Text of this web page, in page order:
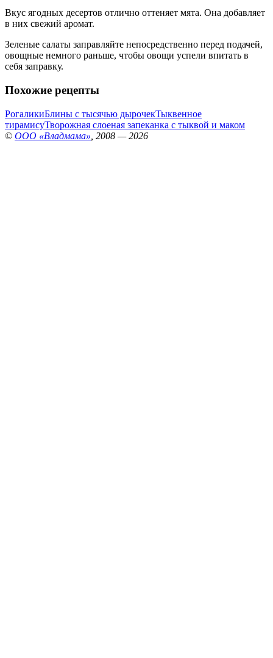
Вкус ягодных десертов отлично оттеняет мята. Она добавляет
в них свежий аромат.
Зеленые салаты заправляйте непосредственно перед подачей,
овощные немного раньше, чтобы овощи успели впитать в
себя заправку.
Похожие рецепты
РогаликиБлины с тысячью дырочекТыквенное
тирамисуТворожная слоеная запеканка с тыквой и маком
© ООО «Владмама» , 2008 — 2026